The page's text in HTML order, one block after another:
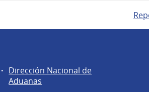
Áreas
de
Dirección Nacional de
Aduanas